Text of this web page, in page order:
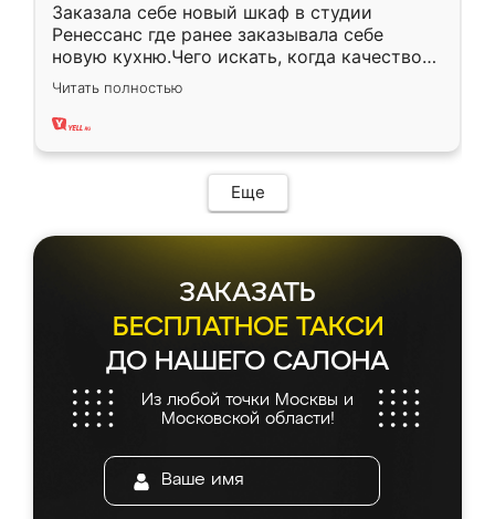
Заказала себе новый шкаф в студии
Ренессанс где ранее заказывала себе
новую кухню.Чего искать, когда качеством
вполне довольна. Служит кухня уже почти
два года, нареканий нет.
Читать полностью
Еще
ЗАКАЗАТЬ
БЕСПЛАТНОЕ ТАКСИ
ДО НАШЕГО САЛОНА
Из любой точки Москвы и
Московской области!